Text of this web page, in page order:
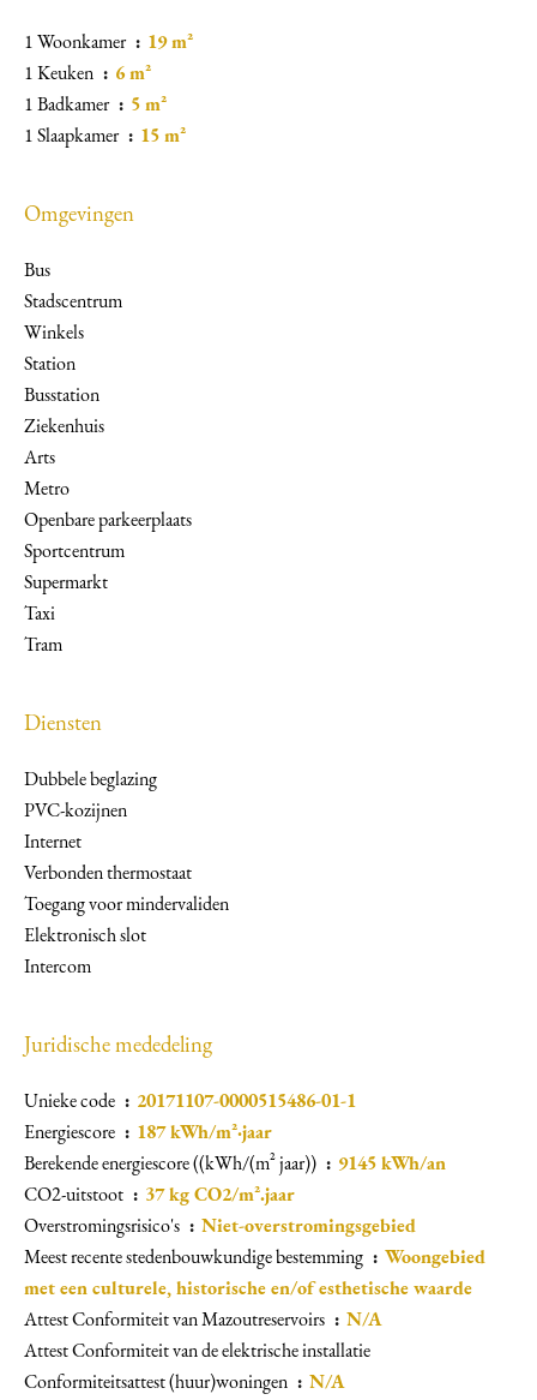
1 Woonkamer
19 m²
1 Keuken
6 m²
1 Badkamer
5 m²
1 Slaapkamer
15 m²
Omgevingen
Bus
Stadscentrum
Winkels
Station
Busstation
Ziekenhuis
Arts
Metro
Openbare parkeerplaats
Sportcentrum
Supermarkt
Taxi
Tram
Diensten
Dubbele beglazing
PVC-kozijnen
Internet
Verbonden thermostaat
Toegang voor mindervaliden
Elektronisch slot
Intercom
Juridische mededeling
Unieke code
20171107-0000515486-01-1
Energiescore
187 kWh/m²·jaar
Berekende energiescore ((kWh/(m² jaar))
9145 kWh/an
CO2-uitstoot
37 kg CO2/m².jaar
Overstromingsrisico's
Niet-overstromingsgebied
Meest recente stedenbouwkundige bestemming
Woongebied
met een culturele, historische en/of esthetische waarde
Attest Conformiteit van Mazoutreservoirs
N/A
Attest Conformiteit van de elektrische installatie
Conformiteitsattest (huur)woningen
N/A